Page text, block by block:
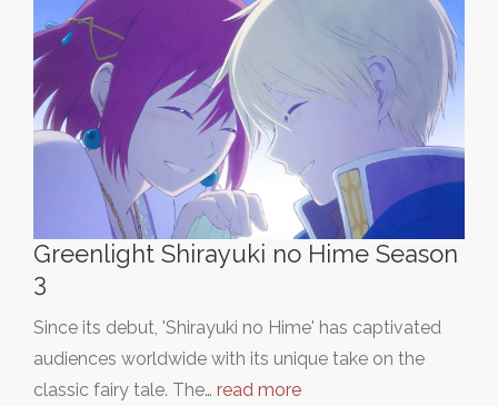
Greenlight Shirayuki no Hime Season
3
Since its debut, 'Shirayuki no Hime' has captivated
audiences worldwide with its unique take on the
classic fairy tale. The… read more